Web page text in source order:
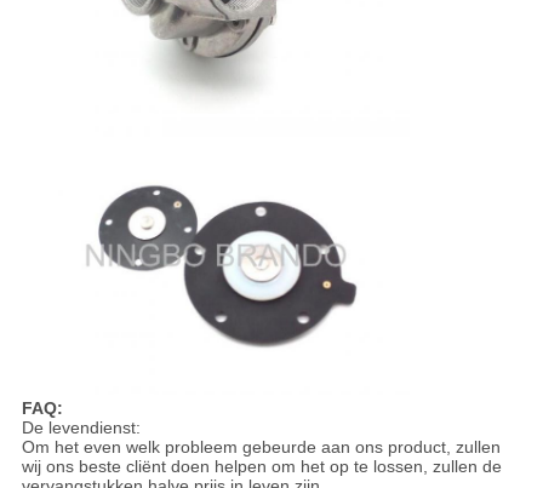
FAQ:
De levendienst:
Om het even welk probleem gebeurde aan ons product, zullen
wij ons beste cliënt doen helpen om het op te lossen, zullen de